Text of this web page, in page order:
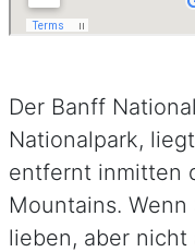
Der Banff
Nationalpark,
entfernt inmitten
Mountains.
lieben, aber